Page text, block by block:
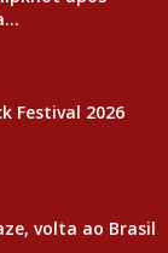
Festival 2026
volta ao Brasil